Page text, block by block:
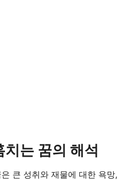
치는 꿈의 해석
큰 성취와 재물에 대한 욕망,